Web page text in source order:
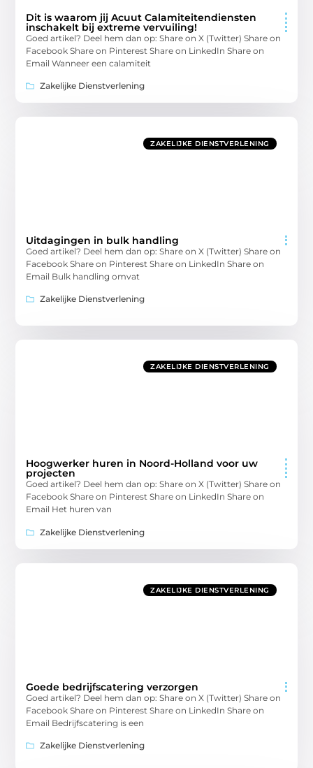
Dit is waarom jij Acuut Calamiteitendiensten
inschakelt bij extreme vervuiling!
Goed artikel? Deel hem dan op: Share on X (Twitter) Share on
Facebook Share on Pinterest Share on LinkedIn Share on
Email Wanneer een calamiteit
Zakelijke Dienstverlening
ZAKELIJKE DIENSTVERLENING
Uitdagingen in bulk handling
Goed artikel? Deel hem dan op: Share on X (Twitter) Share on
Facebook Share on Pinterest Share on LinkedIn Share on
Email Bulk handling omvat
Zakelijke Dienstverlening
ZAKELIJKE DIENSTVERLENING
Hoogwerker huren in Noord-Holland voor uw
projecten
Goed artikel? Deel hem dan op: Share on X (Twitter) Share on
Facebook Share on Pinterest Share on LinkedIn Share on
Email Het huren van
Zakelijke Dienstverlening
ZAKELIJKE DIENSTVERLENING
Goede bedrijfscatering verzorgen
Goed artikel? Deel hem dan op: Share on X (Twitter) Share on
Facebook Share on Pinterest Share on LinkedIn Share on
Email Bedrijfscatering is een
Zakelijke Dienstverlening